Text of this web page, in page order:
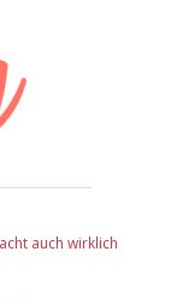
auch wirklich